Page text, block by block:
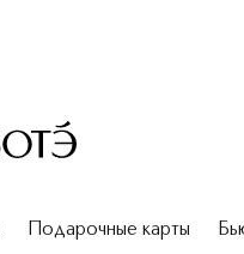
Подарочные карты